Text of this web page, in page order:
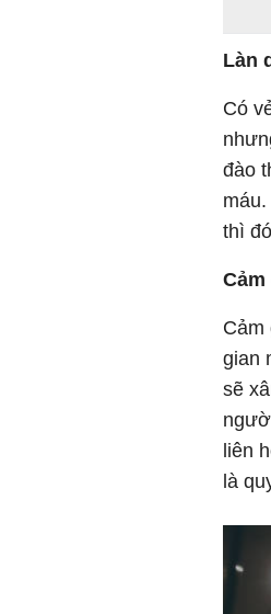
Làn
Có
đào
thì
Cảm
gian
sẽ
liên
là